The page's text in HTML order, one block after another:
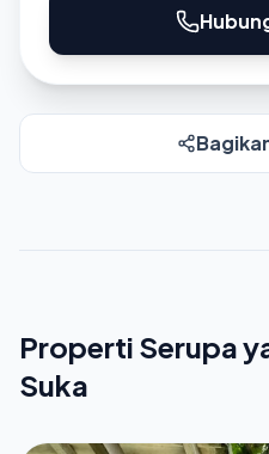
Properti Serupa
Suka